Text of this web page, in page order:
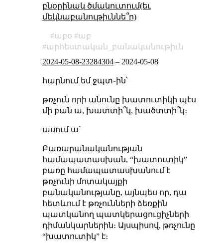
բնօրինակ ծմակուտում(եւ
մեկնաբանութիւննե՞ր)
աբօ
աբ
արհեստական_բանականութիւն
2024-05-08-23284304– 2024-05-08
հարնում եմ ջպտ֊ին՝
թռչուն որի անունը խատուտիկի պէս
մի բան ա, խատտի՞կ, խածտտի՞կ։
ասում ա՝
Բառարանականության
համապատասխան, “խատուտիկ”
բառը համապատասխանում է
թռչունի մոտակայքի
բանականությանը, այնպես որ, դա
հետևում է թռչունների ձեռքին
պատկանող պատկերացուցիչների
դիմանկարներին։ Այսպիսով, թռչունը
“խատուտիկ” է։